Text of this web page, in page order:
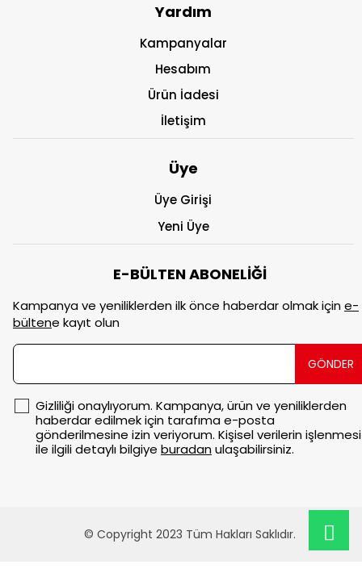
Yardım
Kampanyalar
Hesabım
Ürün İadesi
İletişim
Üye
Üye Girişi
Yeni Üye
E-BÜLTEN ABONELİĞİ
Kampanya ve yeniliklerden ilk önce haberdar olmak içine-
bültene kayıt olun
GÖNDER
Gizliliği onaylıyorum. Kampanya, ürün ve yeniliklerden
haberdar edilmek için tarafıma e-posta
gönderilmesine izin veriyorum. Kişisel verilerin işlenmesi
ile ilgili detaylı bilgiye buradanulaşabilirsiniz.
© Copyright 2023 Tüm Hakları Saklıdır.